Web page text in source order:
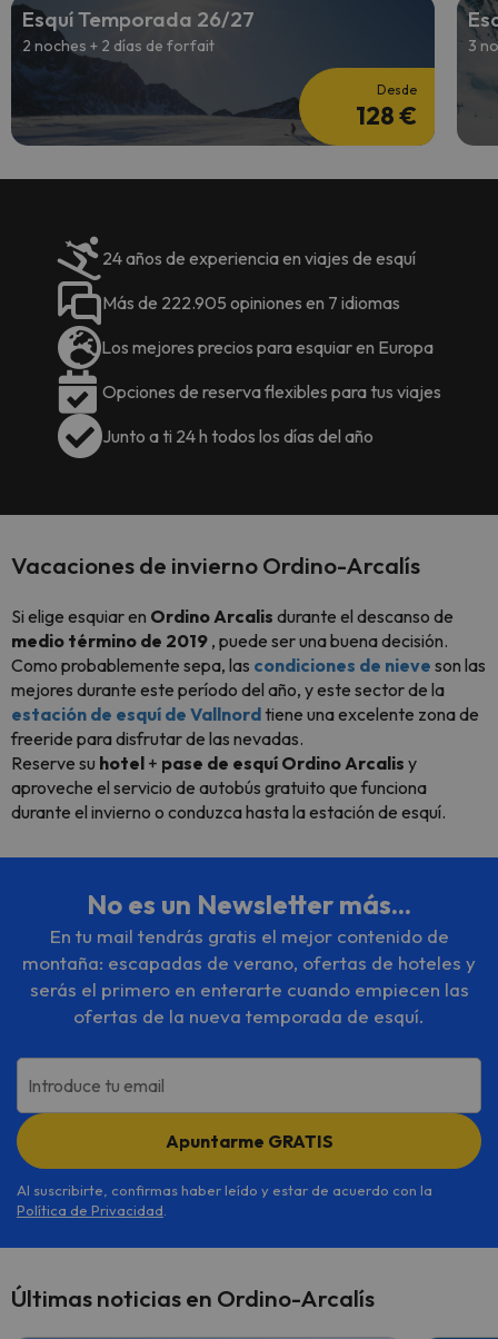
Esquí Temporada 26/27
2 noches + 2 días de forfait
Desde
128 €
3
24 años de experiencia en viajes de esquí
Más de 222.905 opiniones en 7 idiomas
Los mejores precios para esquiar en Europa
Opciones de reserva flexibles para tus viajes
Junto a ti 24 h todos los días del año
Vacaciones de invierno Ordino-Arcalís
Si elige esquiar en Ordino Arcalis durante el descanso de
medio término de 2019 , puede ser una buena decisión.
Como probablemente sepa, las condiciones de nieve son las
mejores durante este período del año, y este sector de la
estación de esquí de Vallnord tiene una excelente zona de
freeride para disfrutar de las nevadas.
Reserve su hotel + pase de esquí Ordino Arcalis y
aproveche el servicio de autobús gratuito que funciona
durante el invierno o conduzca hasta la estación de esquí.
No es un Newsletter más...
En tu mail tendrás gratis el mejor contenido de
montaña: escapadas de verano, ofertas de hoteles y
serás el primero en enterarte cuando empiecen las
ofertas de la nueva temporada de esquí.
Introduce tu email
Apuntarme GRATIS
Al suscribirte, confirmas haber leído y estar de acuerdo con la
Política de Privacidad
Últimas noticias en Ordino-Arcalís